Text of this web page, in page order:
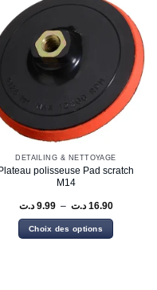
DETAILING & NETTOYAGE
polisseuse Pad scratch
M14
9.99 د.ت – 16.90 د.ت
Plage
prix :
9.99 د.ت
Choix des options